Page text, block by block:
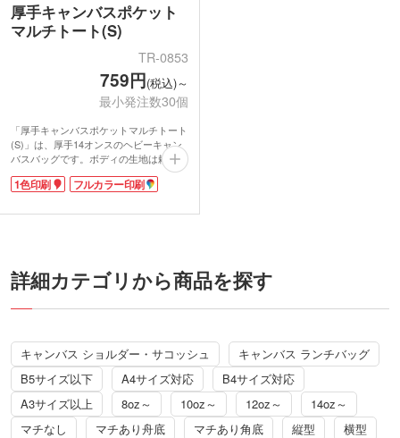
厚手キャンバスポケット
マルチトート(S)
TR-0853
759円(税込)～
最小発注数30個
「厚手キャンバスポケットマルチトート
(S)」は、厚手14オンスのヘビーキャン
バスバッグです。ボディの生地は頼もし
くなるほどしっかりとハリがあり、持っ
た時に少し重みを感じます。ポケット面
で、いいものをもらったな!と喜んでも
ティールが自慢です。他にはみない凝っ
たデザインのオリジナルバッグをお探し
1色印刷 フルカラー印刷
詳細カテゴリから商品を探す
キャンバス ショルダー・サコッシュ
キャンバス ランチバッグ
B5サイズ以下
A4サイズ対応
B4サイズ対応
A3サイズ以上
8oz～ 10oz～ 12oz～
14oz～
マチなし
マチあり舟底 マチあり角底 縦型 横型